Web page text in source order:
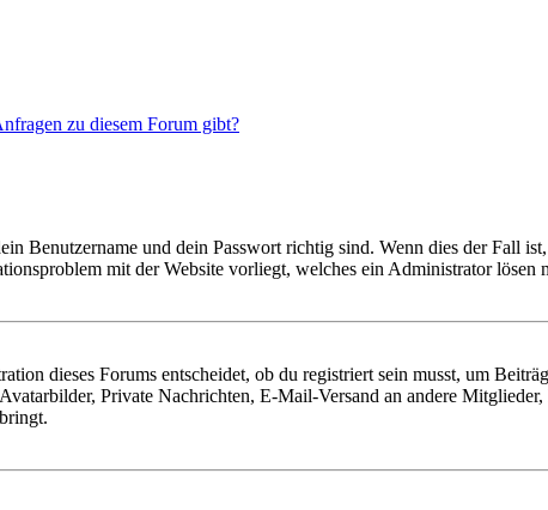
zu diesem Forum gibt?
Benutzername und dein Passwort richtig sind. Wenn dies der Fall
mit der Website vorliegt, welches ein Administrator lösen
dieses Forums entscheidet, ob du registriert sein musst, um
Private Nachrichten, E-Mail-Versand an andere